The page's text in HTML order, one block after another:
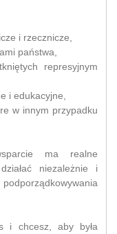
i rzecznicze,
państwa,
represyjnym
i edukacyjne,
w innym przypadku
ma realne
niezależnie i
i chcesz, aby była